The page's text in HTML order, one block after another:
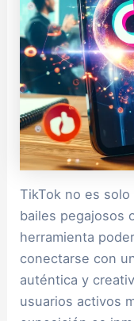
TikTok no es
bailes pegajosos
herramienta
conectarse con
auténtica y
usuarios activos